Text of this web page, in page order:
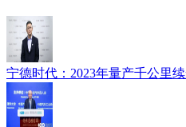
宁德时代：2023年量产千公里